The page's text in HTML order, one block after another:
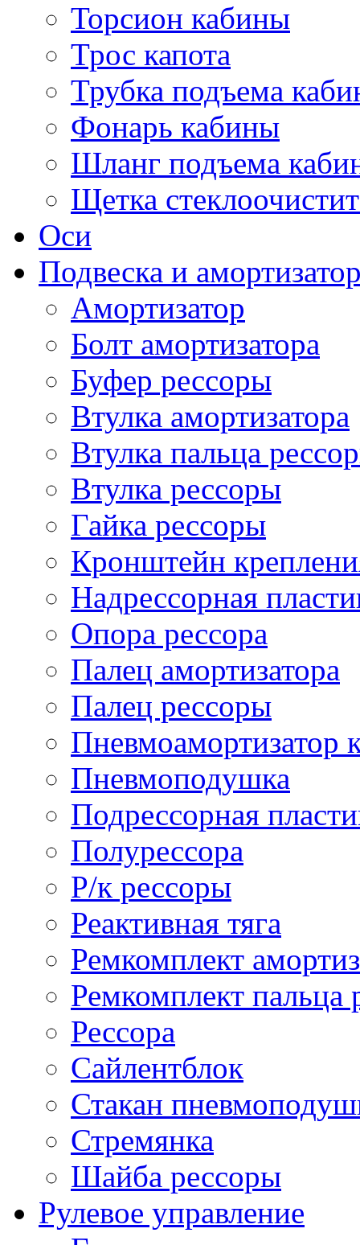
Торсион кабины
Трос капота
Трубка подъема
Фонарь кабины
Шланг подъема
Щетка
Оси
Подвеска и
Амортизатор
Болт амортизатора
Буфер рессоры
Втулка амортизатора
Втулка пальца
Втулка рессоры
Гайка рессоры
Кронштейн
Надрессорная
Опора рессора
Палец амортизатора
Палец рессоры
Пневмоамортизатор
Пневмоподушка
Подрессорная
Полурессора
Р/к рессоры
Реактивная тяга
Ремкомплект
Ремкомплект пальца
Рессора
Сайлентблок
Стакан
Стремянка
Шайба рессоры
Рулевое управление